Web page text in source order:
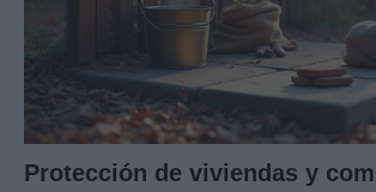
Protección de viviendas y